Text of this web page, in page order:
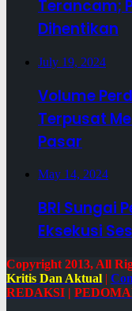
Terancam;
Dihentikan
July 19, 2024
Volume
Terpusat
Pasar
May 14, 2024
BRI Sungai
Eksekusi
Copyright 2013, All
Kritis Dan Aktual |
REDAKSI |